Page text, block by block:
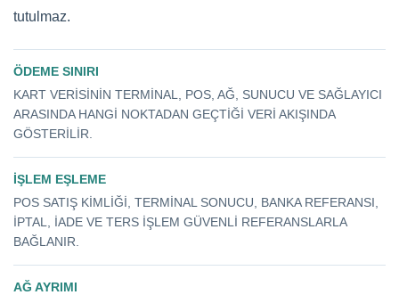
tutulmaz.
ÖDEME SINIRI
KART VERISININ TERMINAL, POS, AĞ, SUNUCU VE SAĞLAYICI
ARASINDA HANGI NOKTADAN GEÇTIĞI VERI AKIŞINDA
GÖSTERILIR.
İŞLEM EŞLEME
POS SATIŞ KIMLIĞI, TERMINAL SONUCU, BANKA REFERANSI,
IPTAL, IADE VE TERS IŞLEM GÜVENLI REFERANSLARLA
BAĞLANIR.
AĞ AYRIMI